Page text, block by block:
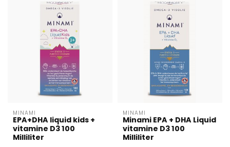
MINAMI
EPA+DHA liquid kids +
vitamine D3 100
Milliliter
MINAMI
Minami EPA + DHA Liquid
vitamine D3 100
Milliliter